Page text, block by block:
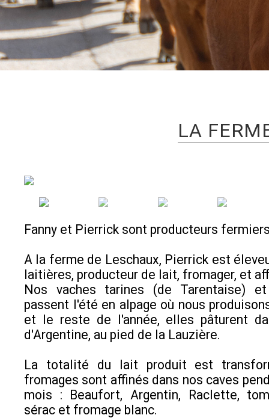
LA
Fanny et Pierrick sont producteurs
A la ferme de Leschaux, Pierrick est
laitières, producteur de lait, fromager, et
Nos vaches tarines (de Tarentaise) et
passent l'été en alpage où nous
et le reste de l'année, elles pâturent
d'Argentine, au pied de la Lauzière.
La totalité du lait produit est
fromages sont affinés dans nos caves
mois : Beaufort, Argentin, Raclette,
sérac et fromage blanc.